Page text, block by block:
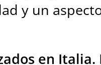
y un
en Italia.